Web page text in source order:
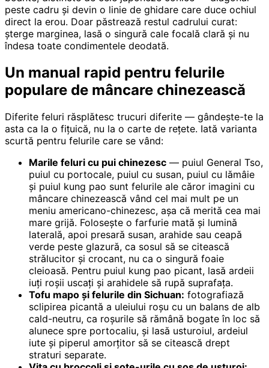
peste cadru și devin o linie de ghidare care duce ochiul
direct la erou. Doar păstrează restul cadrului curat:
șterge marginea, lasă o singură cale focală clară și nu
îndesa toate condimentele deodată.
Un manual rapid pentru felurile
populare de mâncare chinezească
Diferite feluri răsplătesc trucuri diferite — gândește-te la
asta ca la o fițuică, nu la o carte de rețete. Iată varianta
scurtă pentru felurile care se vând:
Marile feluri cu pui chinezesc — puiul General Tso,
puiul cu portocale, puiul cu susan, puiul cu lămâie
și puiul kung pao sunt felurile ale căror imagini cu
mâncare chinezească vând cel mai mult pe un
meniu americano-chinezesc, așa că merită cea mai
mare grijă. Folosește o farfurie mată și lumină
laterală, apoi presară susan, arahide sau ceapă
verde peste glazură, ca sosul să se citească
strălucitor și crocant, nu ca o singură foaie
cleioasă. Pentru puiul kung pao picant, lasă ardeii
iuți roșii uscați și arahidele să rupă suprafața.
Tofu mapo și felurile din Sichuan: fotografiază
sclipirea picantă a uleiului roșu cu un balans de alb
cald-neutru, ca roșurile să rămână bogate în loc să
alunece spre portocaliu, și lasă usturoiul, ardeiul
iute și piperul amorțitor să se citească drept
straturi separate.